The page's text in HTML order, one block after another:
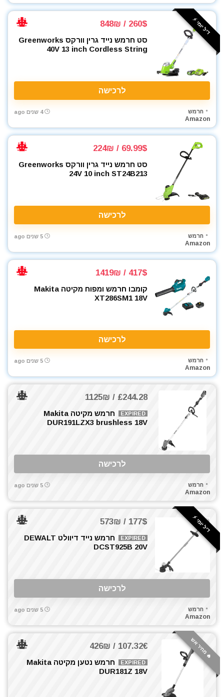
דיל יומי ⚡️ 260$ / 848₪
סט חרמש נייד גרין וורקס Greenworks
40V 13 inch Cordless String
לרכישה
חרמש
Amazon
4 שנים ago
69.99$ / 224₪
סט חרמש נייד גרין וורקס Greenworks
24V 10 inch ST24B213
לרכישה
חרמש
Amazon
5 שנים ago
417$ / 1419₪
קומבו חרמש ומפוח מקיטה Makita
XT286SM1 18V
לרכישה
חרמש
Amazon
5 שנים ago
£244.28 / 1125₪
EXPIRED
חרמש מקיטה Makita
DUR191LZX3 brushless 18V
לרכישה
חרמש
Amazon
5 שנים ago
דיל יומי ⚡️ 177$ / 573₪
EXPIRED
חרמש נייד דיוולט DEWALT
DCST925B 20V
לרכישה
חרמש
Amazon
5 שנים ago
🔥 מחיר אש 107.32€ / 426₪
EXPIRED
חרמש נטען מקיטה Makita
DUR181Z 18V